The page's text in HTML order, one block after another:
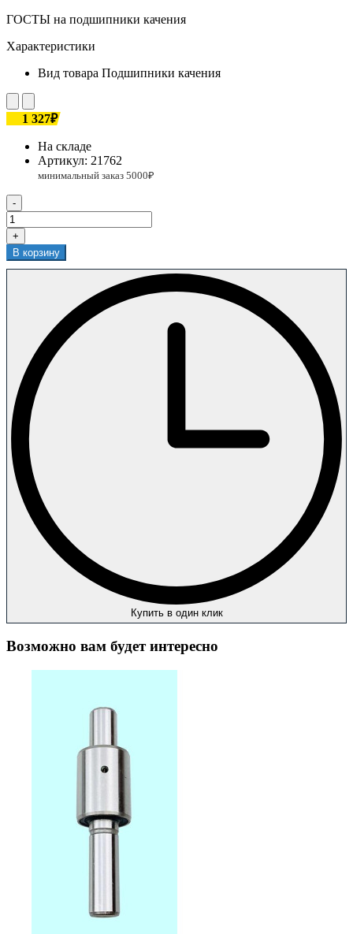
ГОСТЫ на подшипники качения
Характеристики
Вид товара Подшипники качения
1 327₽
На складе
Артикул: 21762
-
+
В корзину
Купить в один клик
Возможно вам будет интересно